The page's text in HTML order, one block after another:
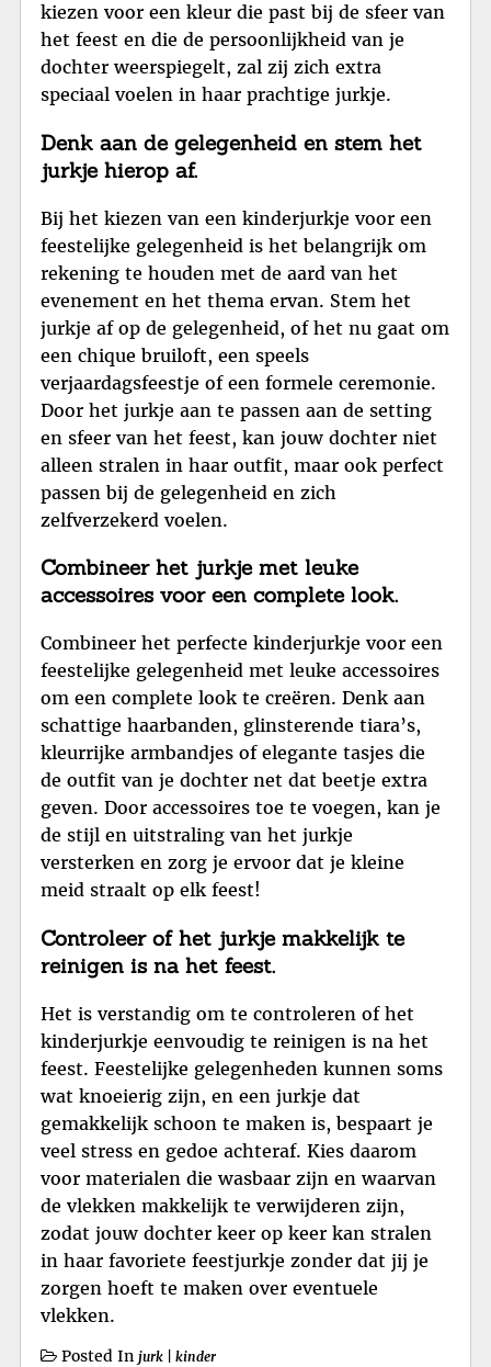
kiezen voor een kleur die past bij de sfeer van
het feest en die de persoonlijkheid van je
dochter weerspiegelt, zal zij zich extra
speciaal voelen in haar prachtige jurkje.
Denk aan de gelegenheid en stem het
jurkje hierop af.
Bij het kiezen van een kinderjurkje voor een
feestelijke gelegenheid is het belangrijk om
rekening te houden met de aard van het
evenement en het thema ervan. Stem het
jurkje af op de gelegenheid, of het nu gaat om
een chique bruiloft, een speels
verjaardagsfeestje of een formele ceremonie.
Door het jurkje aan te passen aan de setting
en sfeer van het feest, kan jouw dochter niet
alleen stralen in haar outfit, maar ook perfect
passen bij de gelegenheid en zich
zelfverzekerd voelen.
Combineer het jurkje met leuke
accessoires voor een complete look.
Combineer het perfecte kinderjurkje voor een
feestelijke gelegenheid met leuke accessoires
om een complete look te creëren. Denk aan
schattige haarbanden, glinsterende tiara’s,
kleurrijke armbandjes of elegante tasjes die
de outfit van je dochter net dat beetje extra
geven. Door accessoires toe te voegen, kan je
de stijl en uitstraling van het jurkje
versterken en zorg je ervoor dat je kleine
meid straalt op elk feest!
Controleer of het jurkje makkelijk te
reinigen is na het feest.
Het is verstandig om te controleren of het
kinderjurkje eenvoudig te reinigen is na het
feest. Feestelijke gelegenheden kunnen soms
wat knoeierig zijn, en een jurkje dat
gemakkelijk schoon te maken is, bespaart je
veel stress en gedoe achteraf. Kies daarom
voor materialen die wasbaar zijn en waarvan
de vlekken makkelijk te verwijderen zijn,
zodat jouw dochter keer op keer kan stralen
in haar favoriete feestjurkje zonder dat jij je
zorgen hoeft te maken over eventuele
vlekken.
Posted In jurk kinder